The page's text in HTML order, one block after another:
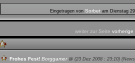
Eingetragen von Sorbet am Dienstag
weiter zur Seite vorherige
Frohes Fest! Borggamer@ (23 Dez 2008 : 23:10)